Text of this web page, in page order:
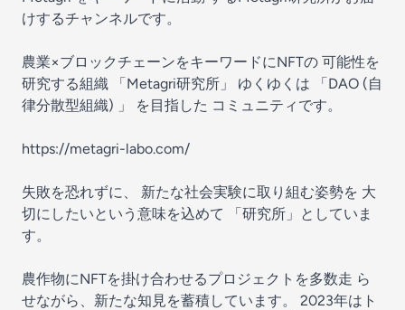
けするチャンネルです。
農業×ブロックチェーンをキーワードにNFTの 可能性を
研究する組織 「Metagri研究所」 ゆくゆくは 「DAO (自
律分散型組織) 」 を目指した コミュニティです。
https://metagri-labo.com/
失敗を恐れずに、 新たな社会実験に取り組む姿勢を 大
切にしたいという意味を込めて 「研究所」としていま
す。
農作物にNFTを掛け合わせるプロジェクトを多数走 ら
せながら、新たな知見を蓄積しています。 2023年はト